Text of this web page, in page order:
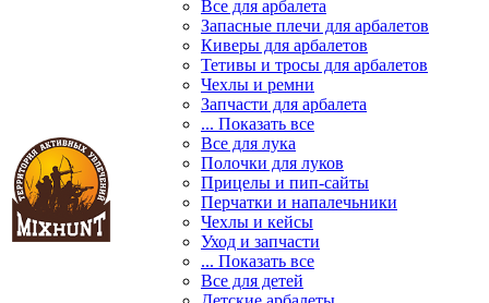
Все для арбалета
Запасные плечи для арбалетов
Киверы для арбалетов
Тетивы и тросы для арбалетов
Чехлы и ремни
Запчасти для арбалета
... Показать все
Все для лука
Полочки для луков
Прицелы и пип-сайты
Перчатки и напалечьники
Чехлы и кейсы
Уход и запчасти
... Показать все
Все для детей